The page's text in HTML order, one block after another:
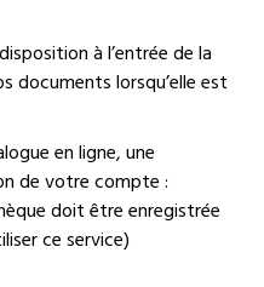
à l’entrée de la
documents lorsqu’elle est
en ligne, une
de votre compte :
doit être enregistrée
ce service)